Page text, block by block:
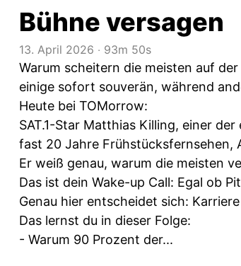
Bühne versagen
13. April 2026 ‧ 93m 50s
Warum scheitern die meisten auf
einige sofort souverän, während
Heute bei TOMorrow:
SAT.1-Star Matthias Killing, einer
fast 20 Jahre Frühstücksfernsehen,
Er weiß genau, warum die meisten
Das ist dein Wake-up Call: Egal ob
Genau hier entscheidet sich:
Das lernst du in dieser Folge:
- Warum 90 Prozent der...